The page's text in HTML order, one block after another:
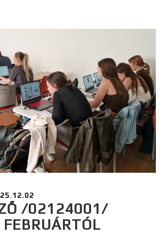
/02124001/